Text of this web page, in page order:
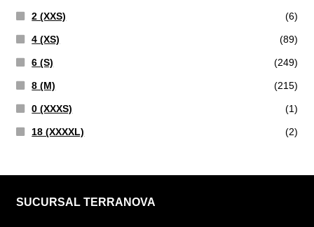
2 (XXS) (6)
4 (XS) (89)
6 (S) (249)
8 (M) (215)
0 (XXXS) (1)
18 (XXXXL) (2)
SUCURSAL TERRANOVA